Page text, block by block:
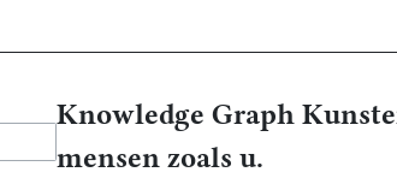
Knowledge Graph
mensen zoals u.